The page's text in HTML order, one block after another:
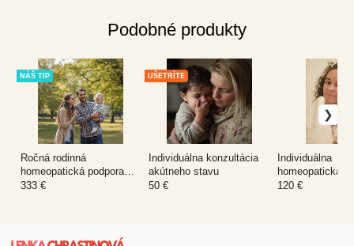
Podobné produkty
Ročná rodinná
homeopatická podpora
pre 3-člennú rodinu
NÁŠ TIP
333 €
Individuálna konzultácia
akútneho stavu
UŠETRÍTE
50 €
Individuálna
homeopatická
120 €